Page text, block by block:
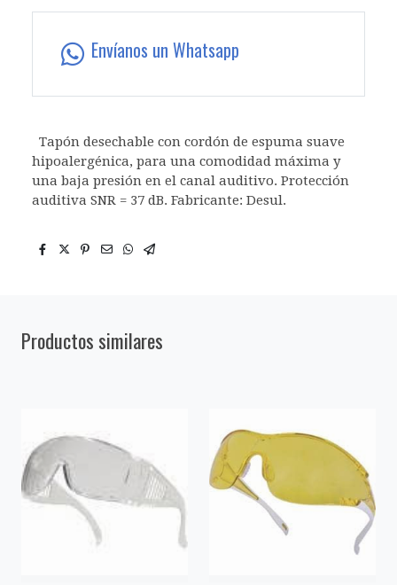
Envíanos un Whatsapp
Tapón desechable con cordón de espuma suave
hipoalergénica, para una comodidad máxima y
una baja presión en el canal auditivo. Protección
auditiva SNR = 37 dB. Fabricante: Desul.
Productos similares